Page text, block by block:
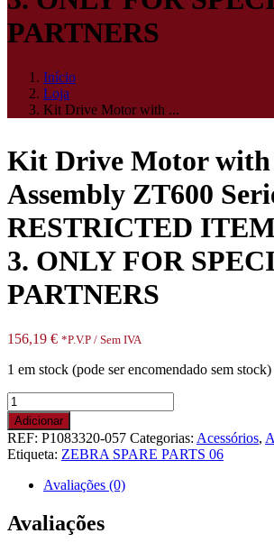
PARTNERS
Início
Loja
Kit Drive Motor with ...
Kit Drive Motor with
Assembly ZT600
RESTRICTED
3. ONLY FOR
PARTNERS
156,19 € *P.V.P / Sem IVA
1 em stock (pode ser encomendado sem stock)
Quantidade
de
Kit
Drive
Motor
with
Assembly
ZT600
Adicionar
REF: P1083320-057 Categorias: Acessórios,
Etiqueta: ZEBRA SPARE PARTS 06
Avaliações (0)
Avaliações